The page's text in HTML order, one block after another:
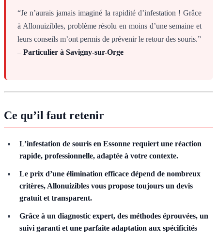
“Je n’aurais jamais imaginé la rapidité d’infestation ! Grâce
à Allonuizibles, problème résolu en moins d’une semaine et
leurs conseils m’ont permis de prévenir le retour des souris.”
– Particulier à Savigny-sur-Orge
Ce qu’il faut retenir
L’infestation de souris en Essonne requiert une réaction
rapide, professionnelle, adaptée à votre contexte.
Le prix d’une élimination efficace dépend de nombreux
critères, Allonuizibles vous propose toujours un devis
gratuit et transparent.
Grâce à un diagnostic expert, des méthodes éprouvées, un
suivi garanti et une parfaite adaptation aux spécificités